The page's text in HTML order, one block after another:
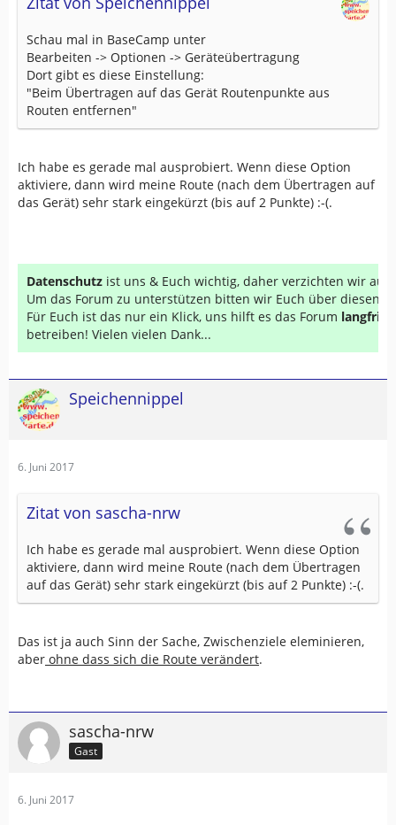
Schau mal in BaseCamp unter
Bearbeiten -> Optionen -> Geräteübertragung
Dort gibt es diese Einstellung:
"Beim Übertragen auf das Gerät Routenpunkte aus
Routen entfernen"
Ich habe es gerade mal ausprobiert. Wenn diese Option
aktiviere, dann wird meine Route (nach dem Übertragen auf
das Gerät) sehr stark eingekürzt (bis auf 2 Punkte) :-(.
Datenschutz ist uns & Euch wichtig, daher verzichten wir auf
Um das Forum zu unterstützen bitten wir Euch über diesen
Für Euch ist das nur ein Klick, uns hilft es das Forum
betreiben! Vielen vielen Dank...
Speichennippel
6. Juni 2017
Zitat von sascha-nrw
Ich habe es gerade mal ausprobiert. Wenn diese Option
aktiviere, dann wird meine Route (nach dem Übertragen
auf das Gerät) sehr stark eingekürzt (bis auf 2 Punkte) :-(.
Das ist ja auch Sinn der Sache, Zwischenziele eleminieren,
aber ohne dass sich die Route verändert.
sascha-nrw
Gast
6. Juni 2017